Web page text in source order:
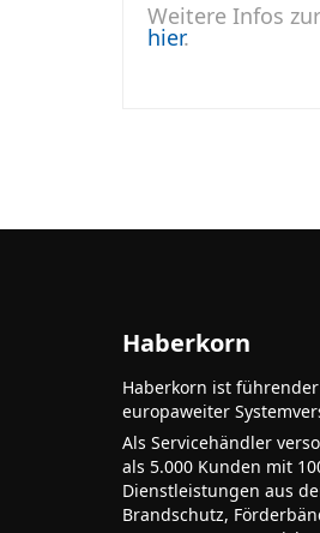
Weitere Infos
hier.
Haberkorn
Haberkorn ist
europaweiter
Als Servicehändler
als 5.000 Kunden mit
Dienstleistungen aus
Brandschutz,